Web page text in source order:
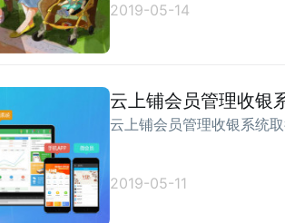
2019-05-14
云上铺会员管理收银
云上铺会员管理收银系统
2019-05-11